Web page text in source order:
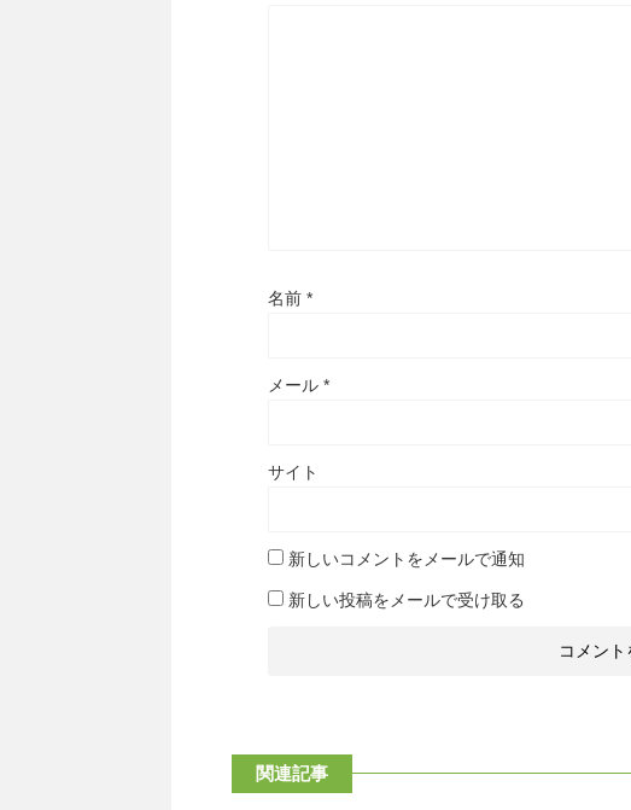
名前 *
メール *
サイト
新しいコメントをメールで通知
新しい投稿をメールで受け取る
関連記事